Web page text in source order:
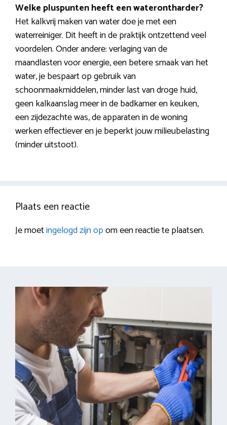
Welke pluspunten heeft een waterontharder?
Het kalkvrij maken van water doe je met een
waterreiniger. Dit heeft in de praktijk ontzettend veel
voordelen. Onder andere: verlaging van de
maandlasten voor energie, een betere smaak van het
water, je bespaart op gebruik van
schoonmaakmiddelen, minder last van droge huid,
geen kalkaanslag meer in de badkamer en keuken,
een zijdezachte was, de apparaten in de woning
werken effectiever en je beperkt jouw milieubelasting
(minder uitstoot).
Plaats een reactie
Je moetingelogd zijn opom een reactie te plaatsen.